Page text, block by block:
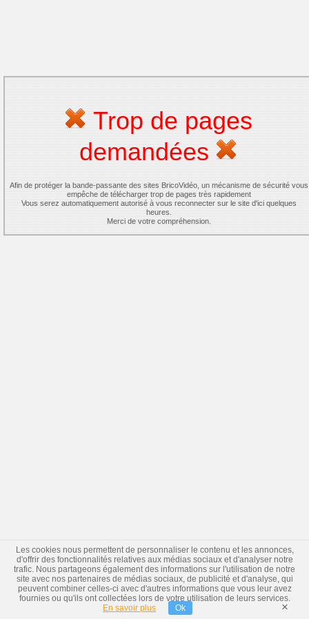
Trop de pages
demandées
Afin de protéger la bande-passante des sites BricoVidéo, un mécanisme de sécurité vous
empêche de télécharger trop de pages très rapidement
Vous serez automatiquement autorisé à vous reconnecter sur le site d'ici quelques
heures.
Merci de votre compréhension.
Les cookies nous permettent de personnaliser le contenu et les annonces,
d'offrir des fonctionnalités relatives aux médias sociaux et d'analyser notre
trafic. Nous partageons également des informations sur l'utilisation de notre
site avec nos partenaires de médias sociaux, de publicité et d'analyse, qui
peuvent combiner celles-ci avec d'autres informations que vous leur avez
fournies ou qu'ils ont collectées lors de votre utilisation de leurs services.
En savoir plus
Ok ×